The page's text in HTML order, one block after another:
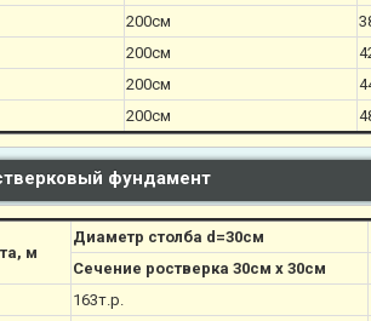
200см
200см
200см
200см
фундамент
м
Диаметр столба d=30см
Сечение ростверка 30см х 30см
163т.р.